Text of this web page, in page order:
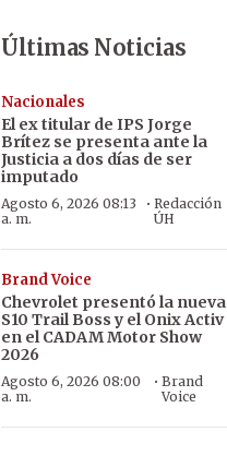
Últimas Noticias
Nacionales
El ex titular de IPS Jorge
Brítez se presenta ante la
Justicia a dos días de ser
imputado
Agosto 6, 2026 08:13
a. m.
· Redacción
ÚH
Brand Voice
Chevrolet presentó la nueva
S10 Trail Boss y el Onix Activ
en el CADAM Motor Show
2026
Agosto 6, 2026 08:00
a. m.
·Brand
Voice